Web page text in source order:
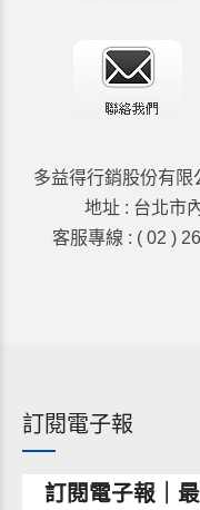
多益得行銷股份有限
地址 : 台北市
客服專線 : ( 02 )
訂閱電子報
訂閱電子報｜